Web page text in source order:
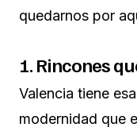
quedarnos por
1. Rincones
Valencia tiene
modernidad que